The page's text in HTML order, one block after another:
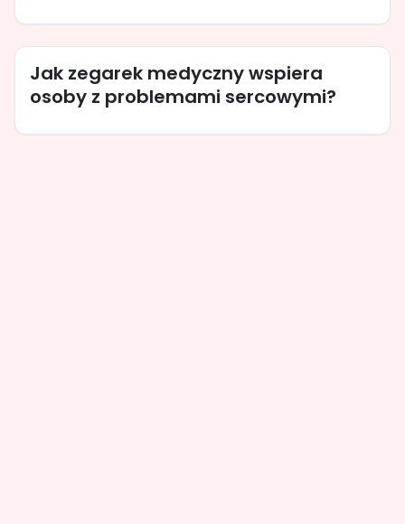
Jak zegarek medyczny wspiera
osoby z problemami sercowymi?